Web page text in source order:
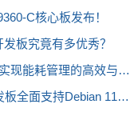
C核心板发布！
板究竟有多优秀？
现能耗管理的高效与安
全面支持Debian 11系